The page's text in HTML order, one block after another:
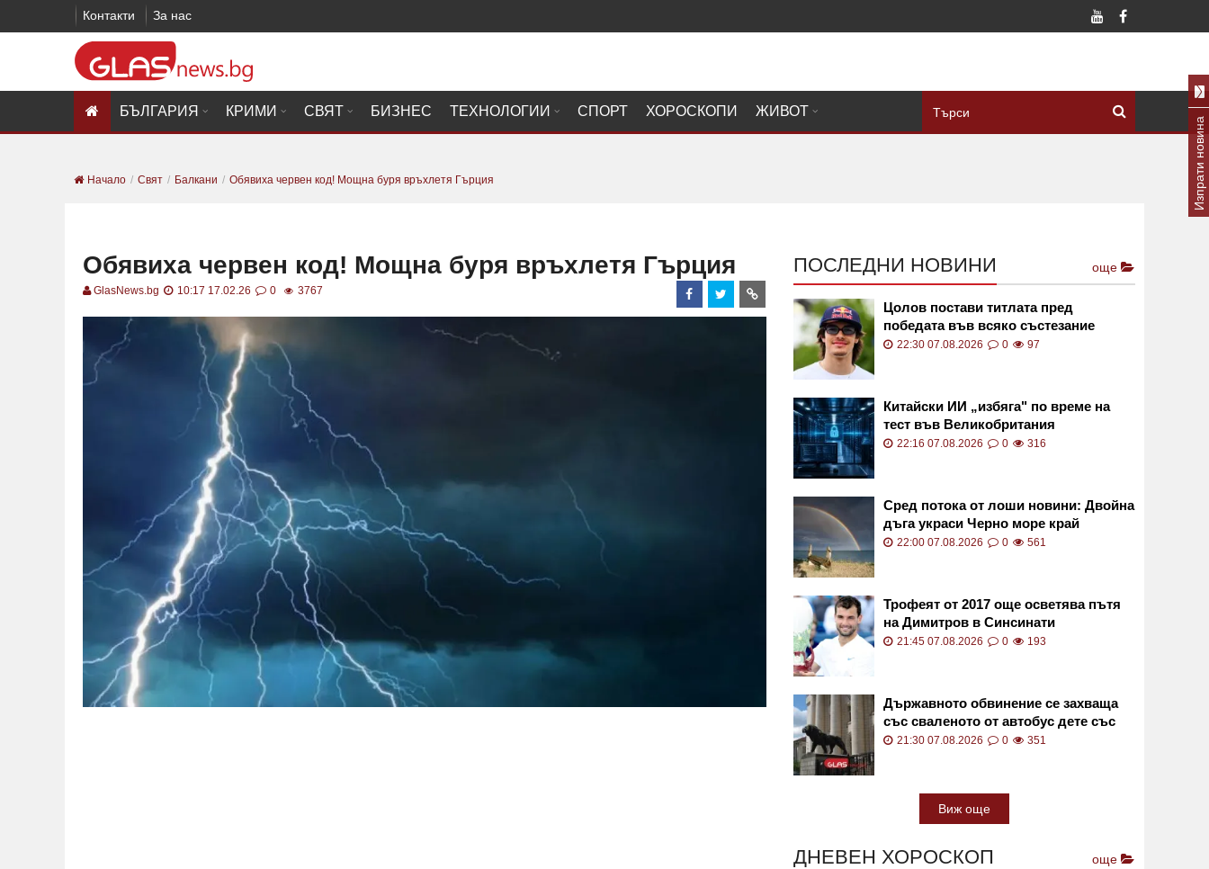
Контакти За нас
БЪЛГАРИЯ КРИМИ СВЯТ БИЗНЕС ТЕХНОЛОГИИ СПОРТ ХОРОСКОПИ ЖИВОТ
Начало Свят Балкани Обявиха червен код! Мощна буря връхлетя Гърция
Обявиха червен код! Мощна буря връхлетя Гърция
GlasNews.bg 10:17 17.02.26 0 3767
ПОСЛЕДНИ НОВИНИ още
Цолов постави титлата пред
победата във всяко състезание
22:30 07.08.2026 0 97
Китайски ИИ „избяга" по време на
тест във Великобритания
22:16 07.08.2026 0 316
Сред потока от лоши новини: Двойна
дъга украси Черно море край
Дуранкулак СНИМКИ
22:00 07.08.2026 0 561
Трофеят от 2017 още осветява пътя
на Димитров в Синсинати
21:45 07.08.2026 0 193
Държавното обвинение се захваща
със сваленото от автобус дете със
специални потребности
21:30 07.08.2026 0 351
Виж още
ДНЕВЕН ХОРОСКОП още
Изпрати новина